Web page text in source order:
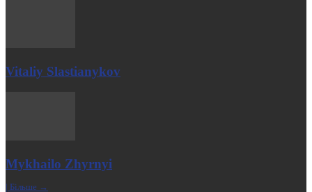
Vitaliy Slastianykov
Mykhailo Zhyrnyi
| Більше →